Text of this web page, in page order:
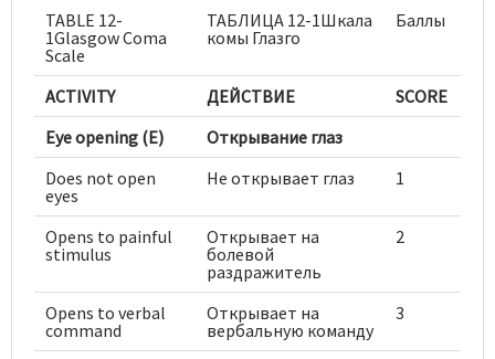
TABLE 12-
1Glasgow Coma
Scale
ТАБЛИЦА 12-1Шкала
комы Глазго
Баллы
ACTIVITY ДЕЙСТВИЕ
SCORE
Eye opening (E)
Открывание глаз
Does not open
eyes
Не открывает глаз 1
Opens to painful
stimulus
Открывает на
болевой
раздражитель
2
Opens to verbal
command
Открывает на
вербальную команду
3